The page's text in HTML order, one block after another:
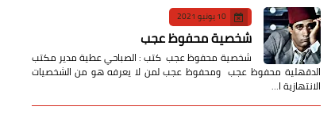
10 يونيو 2021
شخصية محفوظ عجب
شخصية محفوظ عجب كتب : الصباحي عطية مدير مكتب
الدقهلية محفوظ عجب ومحفوظ عجب لمن لا يعرفه هو من الشخصيات
الانتهازية ا…